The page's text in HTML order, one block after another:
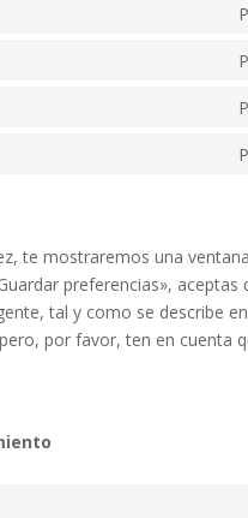
te mostraremos una
preferencias»,
tal y como se describe
por favor, ten en cuenta